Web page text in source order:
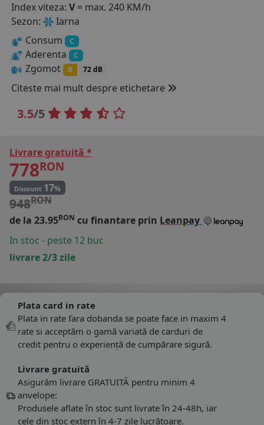
Index viteza: V= max. 240 KM/h
Sezon:
Iarna
Consum
C
Aderenta C
Zgomot B 72 dB
Citeste mai mult despre etichetare
3.5/5
Livrare gratuită *
778RON
Discount 17%
948RON
de la 23.95RON cu finantare prin Leanpay
In stoc - peste 12 buc
livrare 2/3 zile
Plata card in rate
Plata in rate fara dobanda se poate face in maxim 4
rate si acceptăm o gamă variată de carduri de
credit pentru o experiență de cumpărare sigură.
Livrare gratuită
Asigurăm livrare GRATUITĂ pentru minim 4
anvelope:
Produsele aflate în stoc sunt livrate în 24-48h, iar
cele din stoc extern în 4-7 zile lucrătoare.